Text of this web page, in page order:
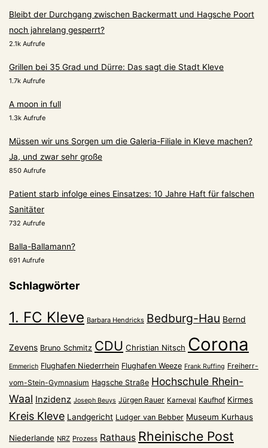
Bleibt der Durchgang zwischen Backermatt und Hagsche Poort
noch jahrelang gesperrt?
2.1k Aufrufe
Grillen bei 35 Grad und Dürre: Das sagt die Stadt Kleve
1.7k Aufrufe
A moon in full
1.3k Aufrufe
Müssen wir uns Sorgen um die Galeria-Filiale in Kleve machen?
Ja, und zwar sehr große
850 Aufrufe
Patient starb infolge eines Einsatzes: 10 Jahre Haft für falschen
Sanitäter
732 Aufrufe
Balla-Ballamann?
691 Aufrufe
Schlagwörter
1. FC Kleve Barbara Hendricks Bedburg-Hau Bernd
Zevens Bruno Schmitz CDU Christian Nitsch Corona
Emmerich Flughafen Niederrhein Flughafen Weeze Frank Ruffing Freiherr-
vom-Stein-Gymnasium Hagsche Straße Hochschule Rhein-
Waal Inzidenz Joseph Beuys Jürgen Rauer Karneval Kaufhof Kirmes
Kreis Kleve Landgericht Ludger van Bebber Museum Kurhaus
Niederlande NRZ Prozess Rathaus Rheinische Post